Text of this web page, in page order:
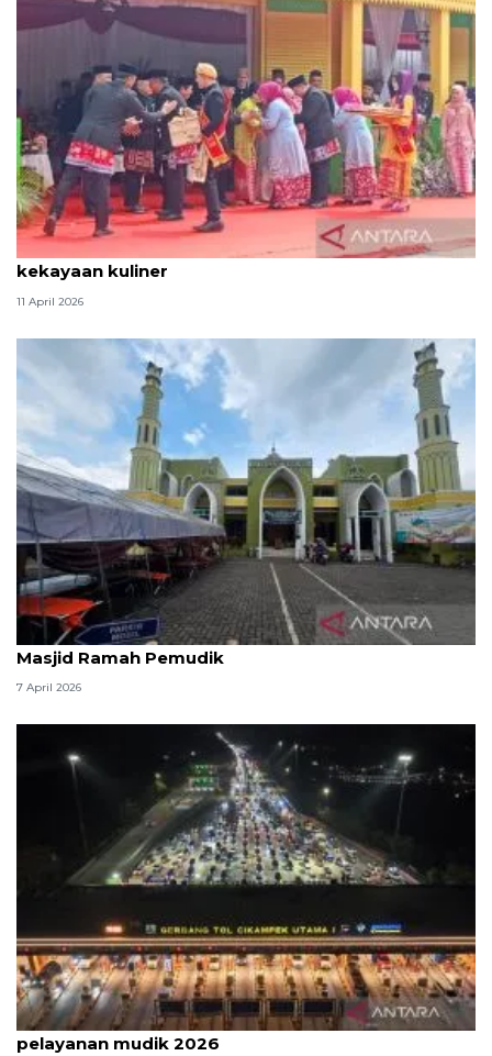
Tradisi hantaran Lebaran Betawi simbol bakti dan
kekayaan kuliner
11 April 2026
Kemenag: 3,5 juta orang manfaatkan layanan
Masjid Ramah Pemudik
7 April 2026
Survei: 88,8 persen responden puas dengan
pelayanan mudik 2026